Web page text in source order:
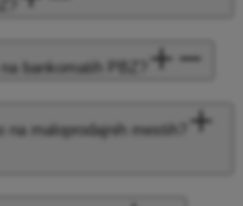
bankomatih PBZ?
maloprodajnih mestih?